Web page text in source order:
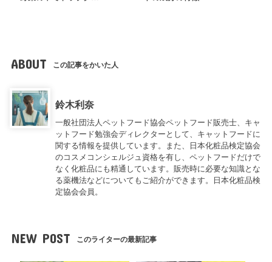
ABOUT この記事をかいた人
鈴木利奈
一般社団法人ペットフード協会ペットフード販売士、キャ
ットフード勉強会ディレクターとして、キャットフードに
関する情報を提供しています。また、日本化粧品検定協会
のコスメコンシェルジュ資格を有し、ペットフードだけで
なく化粧品にも精通しています。販売時に必要な知識とな
る薬機法などについてもご紹介ができます。日本化粧品検
定協会会員。
NEW POST このライターの最新記事